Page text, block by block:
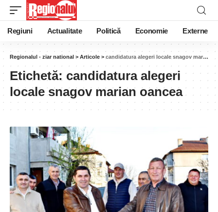
Regiuni Actualitate Politică Economie Externe
Regionalul - ziar national > Articole > candidatura alegeri locale snagov marian oancea
Etichetă: candidatura alegeri
locale snagov marian oancea